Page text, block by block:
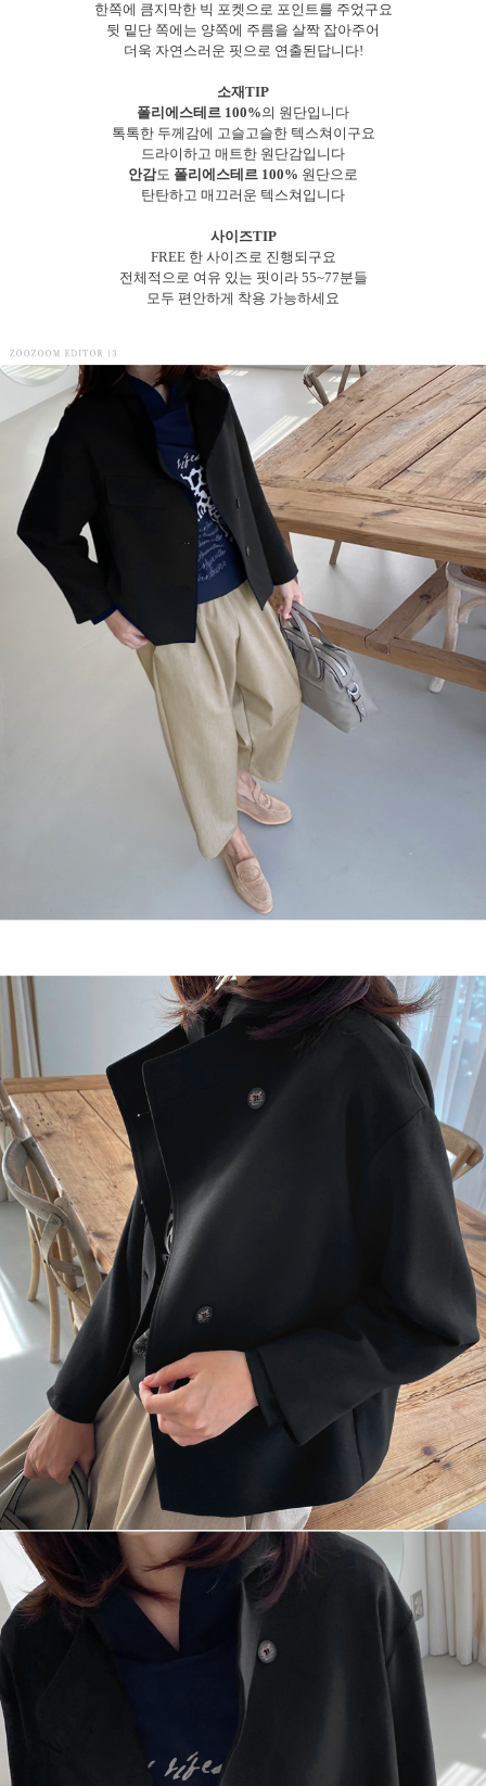
한쪽에 큼지막한 빅 포켓으로 포인트를 주었구요
뒷 밑단 쪽에는 양쪽에 주름을 살짝 잡아주어
더욱 자연스러운 핏으로 연출된답니다!
소재TIP
폴리에스테르 100%의 원단입니다
톡톡한 두께감에 고슬고슬한 텍스쳐이구요
드라이하고 매트한 원단감입니다
안감도 폴리에스테르 100% 원단으로
탄탄하고 매끄러운 텍스쳐입니다
사이즈TIP
FREE 한 사이즈로 진행되구요
전체적으로 여유 있는 핏이라 55~77분들
모두 편안하게 착용 가능하세요